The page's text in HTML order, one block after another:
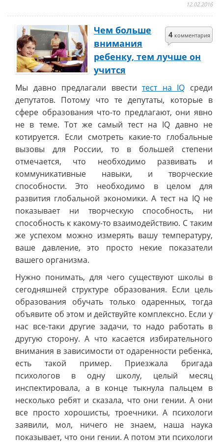
12.02.2016
4 комментария
Чем больше
внимания
ребенку, тем лучше он
учится
Мы давно предлагали ввеститест на IQ среди
депутатов. Потому что те депутаты, которые в
сфере образования что-то предлагают, они явно
не в теме. Тот же самый тест на IQ давно не
котируется. Если смотреть какие-то глобальные
вызовы для России, то в большей степени
отмечается, что необходимо развивать и
коммуникативные навыки, и творческие
способности. Это необходимо в целом для
развития глобальной экономики. А тест на IQ не
показывает ни творческую способность, ни
способность к какому-то взаимодействию. С таким
же успехом можно измерять вашу температуру,
ваше давление, это просто некие показатели
вашего организма.
Нужно понимать, для чего существуют школы в
сегодняшней структуре образования. Если цель
образования обучать только одаренных, тогда
объявите об этом и действуйте комплексно. Если у
нас все-таки другие задачи, то надо работать в
другую сторону. А что касается избирательного
внимания в зависимости от одаренности ребенка,
есть такой пример. Приезжала бригада
психологов в одну школу, целый месяц
инспектировала, а в конце тыкнула пальцем в
несколько ребят и сказала, что они гении. А они
все просто хорошисты, троечники. А психологи
заявили, мол, ничего не знаем, наша наука
показывает, что они гении. А потом эти психологи